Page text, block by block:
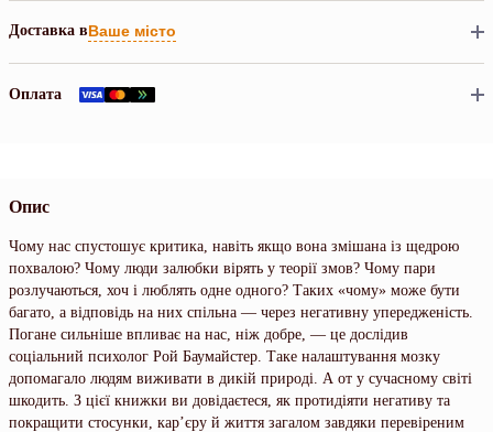
Доставка вВаше місто
Оплата
Опис
Чому нас спустошує критика, навіть якщо вона змішана із щедрою
похвалою? Чому люди залюбки вірять у теорії змов? Чому пари
розлучаються, хоч і люблять одне одного? Таких «чому» може бути
багато, а відповідь на них спільна — через негативну упередженість.
Погане сильніше впливає на нас, ніж добре, — це дослідив
соціальний психолог Рой Баумайстер. Таке налаштування мозку
допомагало людям виживати в дикій природі. А от у сучасному світі
шкодить. З цієї книжки ви довідаєтеся, як протидіяти негативу та
покращити стосунки, кар’єру й життя загалом завдяки перевіреним